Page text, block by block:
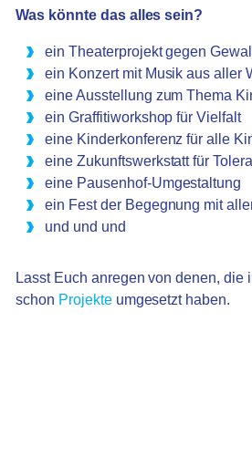
Was könnte das alles sein?
ein Theaterprojekt gegen
ein Konzert mit Musik aus aller
eine Ausstellung zum Thema
ein Graffitiworkshop für Vielfalt
eine Kinderkonferenz für alle
eine Zukunftswerkstatt für
eine Pausenhof-Umgestaltung
ein Fest der Begegnung mit
und und und
Lasst Euch anregen von denen, die
schon Projekteumgesetzt haben.